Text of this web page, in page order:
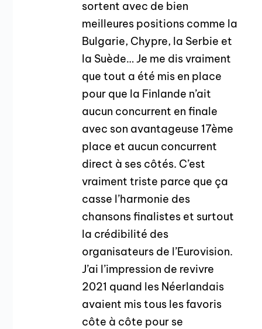
sortent avec de bien
meilleures positions comme la
Bulgarie, Chypre, la Serbie et
la Suède… Je me dis vraiment
que tout a été mis en place
pour que la Finlande n’ait
aucun concurrent en finale
avec son avantageuse 17ème
place et aucun concurrent
direct à ses côtés. C’est
vraiment triste parce que ça
casse l’harmonie des
chansons finalistes et surtout
la crédibilité des
organisateurs de l’Eurovision.
J’ai l’impression de revivre
2021 quand les Néerlandais
avaient mis tous les favoris
côte à côte pour se